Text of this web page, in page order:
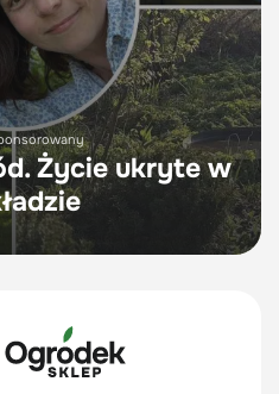
Życie ukryte w